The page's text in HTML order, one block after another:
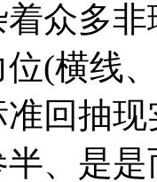
众多
(横线
回抽
、是